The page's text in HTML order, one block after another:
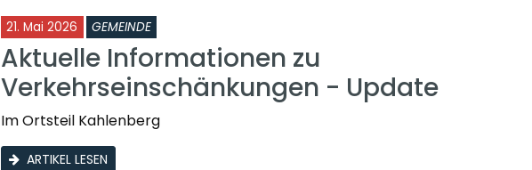
21. Mai 2026 GEMEINDE
Aktuelle Informationen zu
Verkehrseinschänkungen - Update
Im Ortsteil Kahlenberg
ARTIKEL LESEN